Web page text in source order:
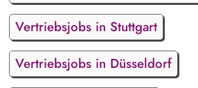
Vertriebsjobs in Stuttgart
Vertriebsjobs in Düsseldorf